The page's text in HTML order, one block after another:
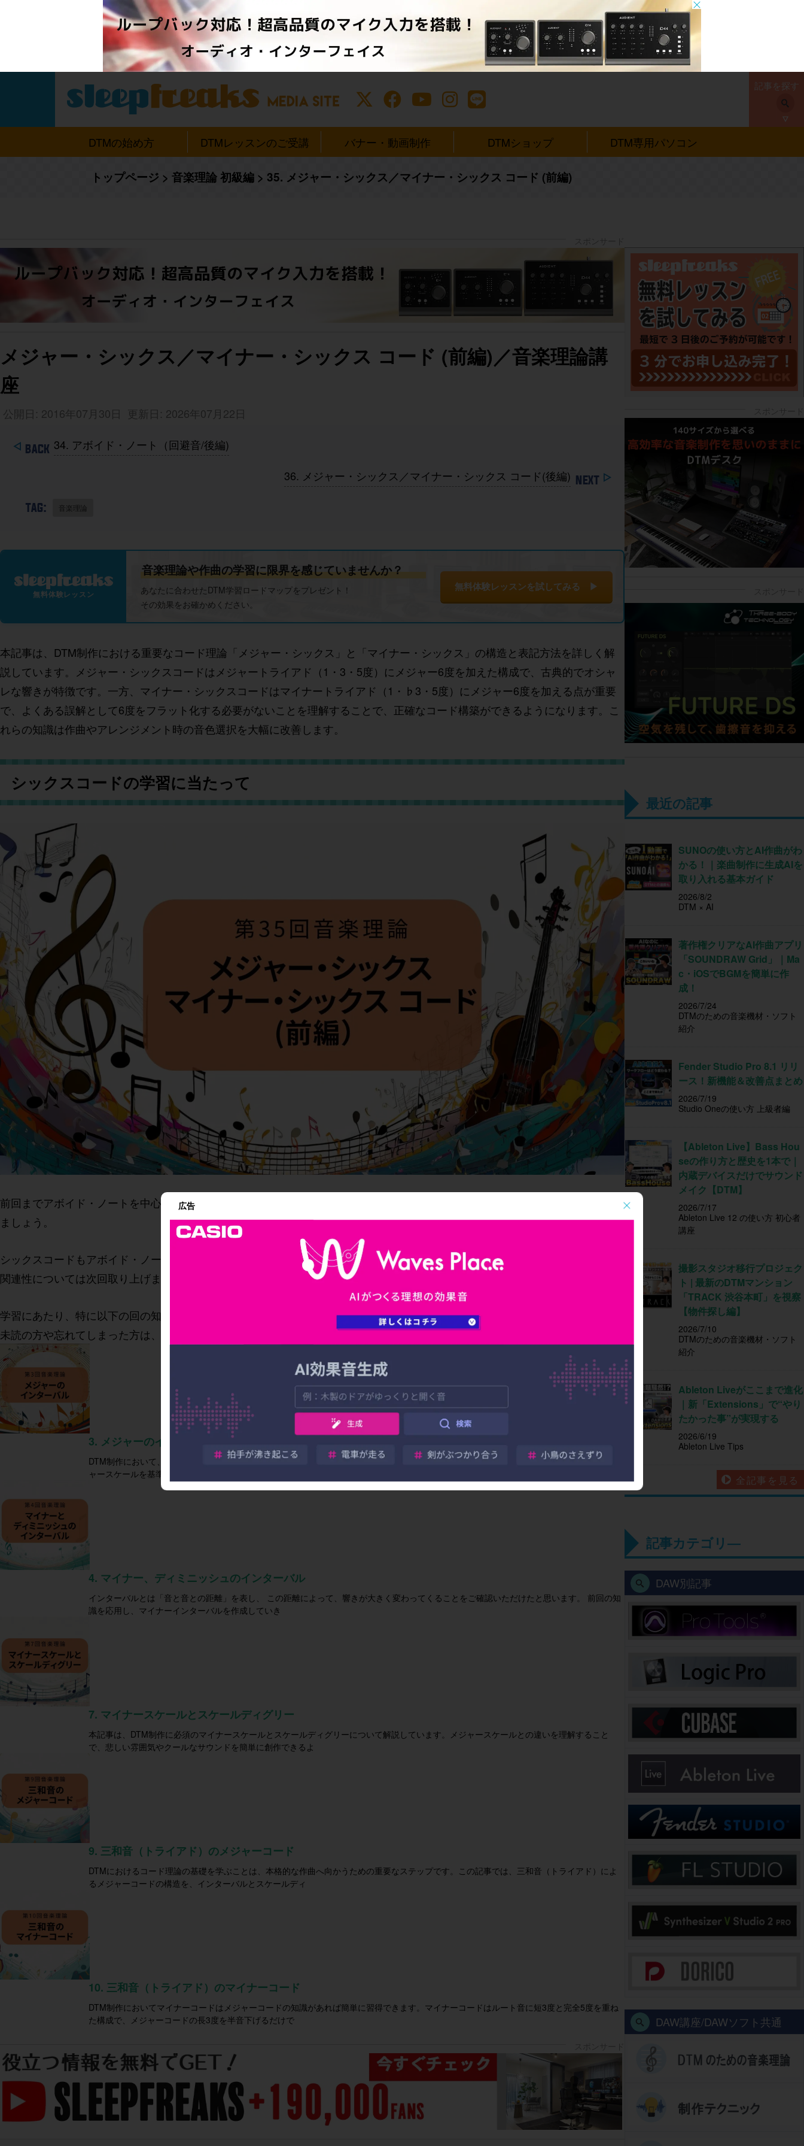
広告
DTMの始め方 DTMレッスンのご受講 バナー・動画制作 DTMショップ DTM専用パソコン
記事を探す
トップページ > 音楽理論 初級編 > 35. メジャー・シックス／マイナー・シックス コード (前編)
メジャー・シックス／マイナー・シックス コード (前編)／音楽理論講
座
公開日: 2016年07月30日
更新日: 2026年07月22日
34. アボイド・ノート（回避音/後編)
36. メジャー・シックス／マイナー・シックス コード(後編)
TAG: 音楽理論
無料体験レッスン
音楽理論や作曲の学習に限界を感じていませんか？
あなたに合わせたDTM学習ロードマップをプレゼント！
その効果をお確かめください。
無料体験レッスンを試してみる ▶
本記事は、DTM制作における重要なコード理論「メジャー・シックス」と「マイナー・シックス」の構造と表記方法を詳しく解
説しています。メジャー・シックスコードはメジャートライアド（1・3・5度）にメジャー6度を加えた構成で、古典的でオシャ
レな響きが特徴です。一方、マイナー・シックスコードはマイナートライアド（1・♭3・5度）にメジャー6度を加える点が重要
で、よくある誤解として6度をフラット化する必要がないことを理解することで、正確なコード構築ができるようになります。こ
れらの知識は作曲やアレンジメント時の音色選択を大幅に改善します。
シックスコードの学習に当たって
前回までアボイド・ノートを中心に学んできましたが、今回は新たなコード、
ましょう。
シックスコードもアボイド・ノートと共に理解しておきたい内容です。
関連性については次回取り上げますので、今回はまずコードを覚えてください。
学習にあたり、特に以下の回の知識が前提となります。
未読の方や忘れてしまった方は、ぜひ参照しながら進めてください。
3. メジャーのインターバル
DTM制作において、インターバル（音と音との距離）の理解は、コード構成やメロディ作成の基礎となる重要な知識です。本記事では、Cメジ
ャースケールを基準に8つのインターバル名称と特性を
4. マイナー、ディミニッシュのインターバル
インターバルとは「音と音との距離」を表し、 この距離によって、響きが大きく変わってくることをご確認いただけたと思います。 前回の知
識を応用し、マイナーインターバルを作成していき
7. マイナースケールとスケールディグリー
本記事は、DTM制作に必須のマイナースケールとスケールディグリーについて解説しています。メジャースケールとの違いを理解すること
で、悲しい雰囲気やクールなサウンドを簡単に創作できるよ
9. 三和音（トライアド）のメジャーコード
DTMにおけるコード理論の基礎を学ぶことは、本格的な作曲へ向かうための重要なステップです。この記事では、三和音（トライアド）によ
るメジャーコードの構造を、インターバルとスケールディ
10. 三和音（トライアド）のマイナーコード
DTM制作においてマイナーコードはメジャーコードの知識があれば簡単に習得できます。マイナーコードはルート音に短3度と完全5度を重ね
た構成で、メジャーコードの長3度を半音下げるだけで
最近の記事
SUNOの使い方とAI作曲がわ
かる！｜楽曲制作に生成AIを
取り入れる基本ガイド
2026/8/2
DTM × AI
著作権クリアなAI作曲アプリ
「SOUNDRAW Grid」｜Ma
c・iOSでBGMを簡単に作
成！
2026/7/24
DTMのための音楽機材・ソフト
紹介
Fender Studio Pro 8.1 リリ
ース！新機能＆改善点まとめ
2026/7/19
Studio Oneの使い方 上級者編
【Ableton Live】Bass Hou
seの作り方と歴史を1本で｜
内蔵デバイスだけでサウンド
メイク【DTM】
2026/7/17
Ableton Live 12 の使い方 初心者
講座
撮影スタジオ移行プロジェク
ト | 最新のDTMマンション
「TRACK 渋谷本町」を視察
【物件探し編】
2026/7/10
DTMのための音楽機材・ソフト
紹介
Ableton Liveがここまで進化
｜新「Extensions」で“やり
たかった事”が実現する
2026/6/19
Ableton Live Tips
全記事を見る
記事カテゴリ―
DAW別記事
DAW講座/DAWソフト共通